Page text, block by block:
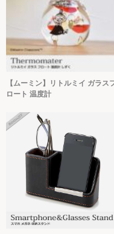
【ムーミン】リトルミイ ガラス
ロート 温度計